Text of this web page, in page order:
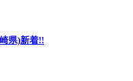
県)新着!!